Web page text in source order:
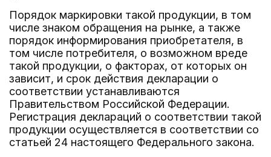
Порядок маркировки такой продукции, в том
числе знаком обращения на рынке, а также
порядок информирования приобретателя, в
том числе потребителя, о возможном вреде
такой продукции, о факторах, от которых он
зависит, и срок действия декларации о
соответствии устанавливаются
Правительством Российской Федерации.
Регистрация деклараций о соответствии такой
продукции осуществляется в соответствии со
статьей 24 настоящего Федерального закона.